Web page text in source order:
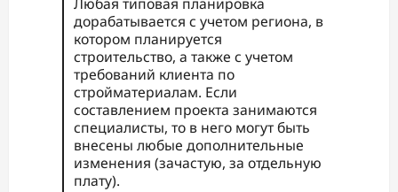
Любая типовая планировка
дорабатывается с учетом региона, в
котором планируется
строительство, а также с учетом
требований клиента по
стройматериалам. Если
составлением проекта занимаются
специалисты, то в него могут быть
внесены любые дополнительные
изменения (зачастую, за отдельную
плату).